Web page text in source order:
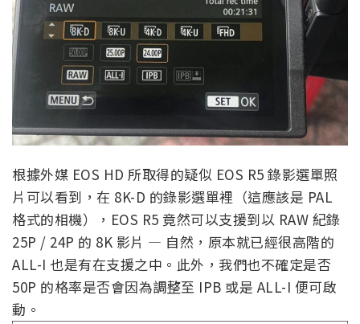
根據外媒 EOS HD 所取得的疑似 EOS R5 錄影選單照
片可以看到，在 8K-D 的錄影選單裡（這應該是 PAL
格式的相機），EOS R5 竟然可以支援到以 RAW 紀錄
25P / 24P 的 8K 影片 — 自然，原本就已經很高階的
ALL-I 也是有在支援之中。此外，我們也不確定是否
50P 的格率是否會因為調整至 IPB 或是 ALL-I 便可啟
動。